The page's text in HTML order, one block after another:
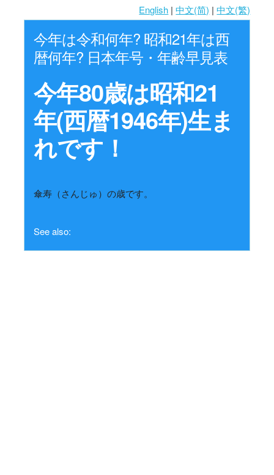
English |中文(简) |中文(繁)
今年は令和何年? 昭和21年は西
暦何年? 日本年号・年齢早見表
今年80歳は昭和21
年(西暦1946年)生ま
れです！
傘寿（さんじゅ）の歳です。
See also: